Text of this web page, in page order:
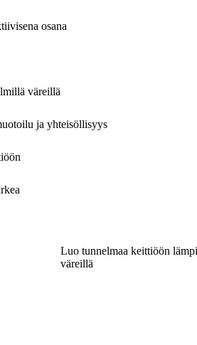
osana
väreillä
ja yhteisöllisyys
Luo tunnelmaa keittiöön
väreillä